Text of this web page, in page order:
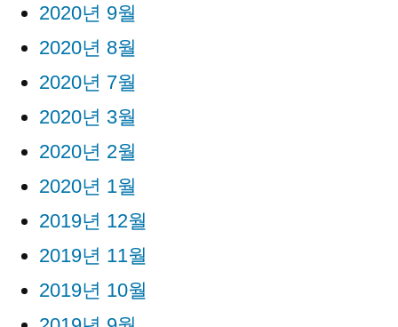
2020년 9월
2020년 8월
2020년 7월
2020년 3월
2020년 2월
2020년 1월
2019년 12월
2019년 11월
2019년 10월